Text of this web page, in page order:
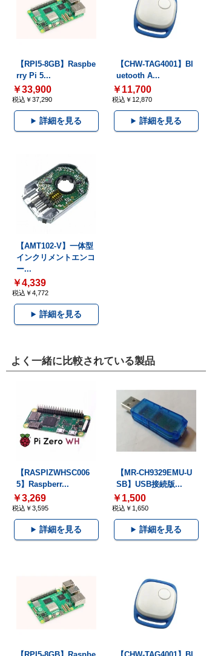
【RPI5-8GB】Raspbe
rry Pi 5...
￥33,900
税込￥37,290
詳細を見る
【CHW-TAG4001】Bl
uetooth A...
￥11,700
税込￥12,870
詳細を見る
【AMT102-V】一体型
インクリメントエンコ
ー...
￥4,339
税込￥4,772
詳細を見る
よく一緒に比較されている製品
【RASPIZWHSC006
5】Raspberr...
￥3,269
税込￥3,595
詳細を見る
【MR-CH9329EMU-U
SB】USB接続版...
￥1,500
税込￥1,650
詳細を見る